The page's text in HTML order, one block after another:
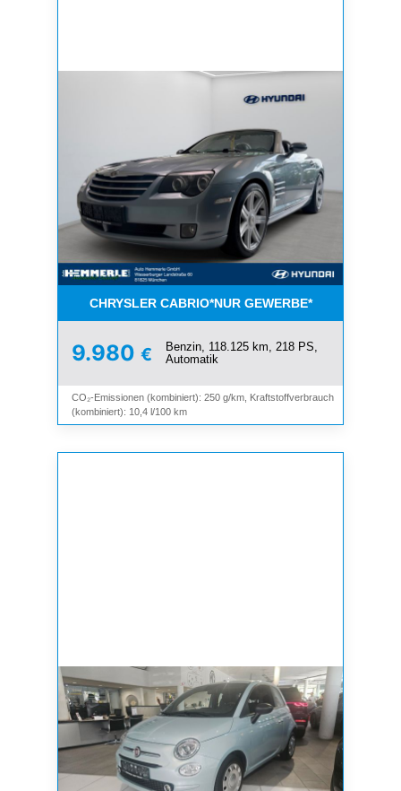
CHRYSLER CABRIO*NUR GEWERBE*
9.980 €
Benzin, 118.125 km, 218 PS,
Automatik
CO₂-Emissionen (kombiniert): 250 g/km, Kraftstoffverbrauch
(kombiniert): 10,4 l/100 km